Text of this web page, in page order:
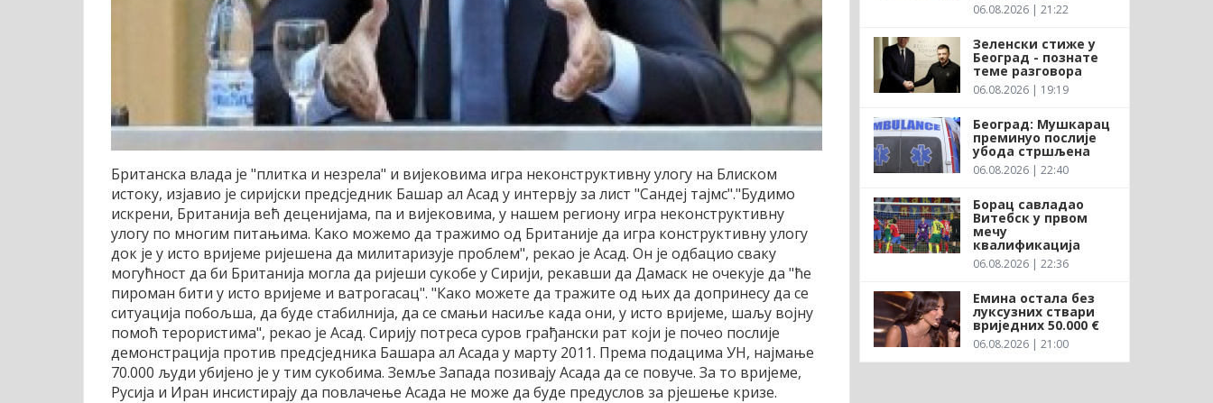
Британска влада је "плитка и незрела" и вијековима игра неконструктивну улогу на Блиском
истоку, изјавио је сиријски предсједник Башар ал Асад у интервју за лист "Сандеј тајмс"."Будимо
искрени, Британија већ деценијама, па и вијековима, у нашем региону игра неконструктивну
улогу по многим питањима. Како можемо да тражимо од Британије да игра конструктивну улогу
док је у исто вријеме ријешена да милитаризује проблем", рекао је Асад. Он је одбацио сваку
могућност да би Британија могла да ријеши сукобе у Сирији, рекавши да Дамаск не очекује да "ће
пироман бити у исто вријеме и ватрогасац". "Како можете да тражите од њих да допринесу да се
ситуација побољша, да буде стабилнија, да се смањи насиље када они, у исто вријеме, шаљу војну
помоћ терористима", рекао је Асад. Сирију потреса суров грађански рат који је почео послије
демонстрација против предсједника Башара ал Асада у марту 2011. Према подацима УН, најмање
70.000 људи убијено је у тим сукобима. Земље Запада позивају Асада да се повуче. За то вријеме,
Русија и Иран инсистирају да повлачење Асада не може да буде предуслов за рјешење кризе.
06.08.2026 | 21:22
Зеленски стиже у
Београд - познате
теме разговора
06.08.2026 | 19:19
Београд: Мушкарац
преминуо послије
убода стршљена
06.08.2026 | 22:40
Борац савладао
Витебск у првом
мечу
квалификација
06.08.2026 | 22:36
Емина остала без
луксузних ствари
вриједних 50.000 €
06.08.2026 | 21:00